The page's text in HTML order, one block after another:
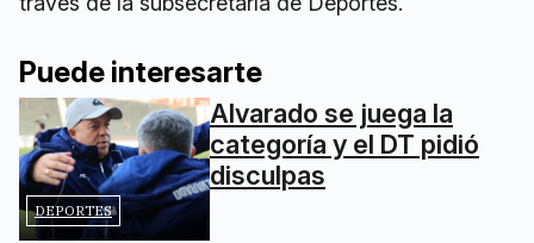
Puede interesarte
DEPORTES
Alvarado se juega la
categoría y el DT pidió
disculpas